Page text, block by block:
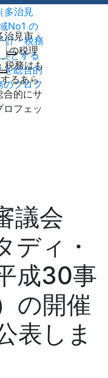
治見市・
の税理
税務はも
るあら
合的にサ
フェッ
議会
ディ・
成30事
の開催
表しま